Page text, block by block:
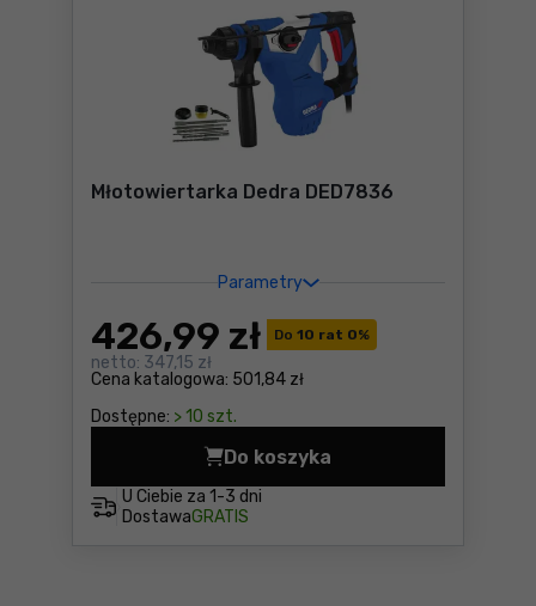
Młotowiertarka Dedra DED7836
Parametry
Do 10 rat 0%
Cena katalogowa: 501,84 zł
426,99 zł
netto: 347,15 zł
Dostępne: > 10 szt.
U Ciebie za 1-3 dni
DostawaGRATIS
Do koszyka
Młotowiertarka Dedra